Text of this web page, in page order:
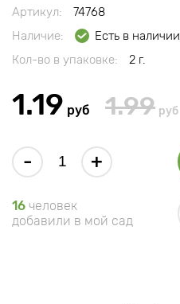
Артикул:
74768
Наличие:
Есть в наличии
Кол-во в упаковке:
2 г.
1.19 руб 1.99 руб
- +
16 человек
добавили в мой сад